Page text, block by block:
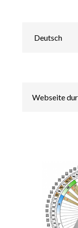
auswählen